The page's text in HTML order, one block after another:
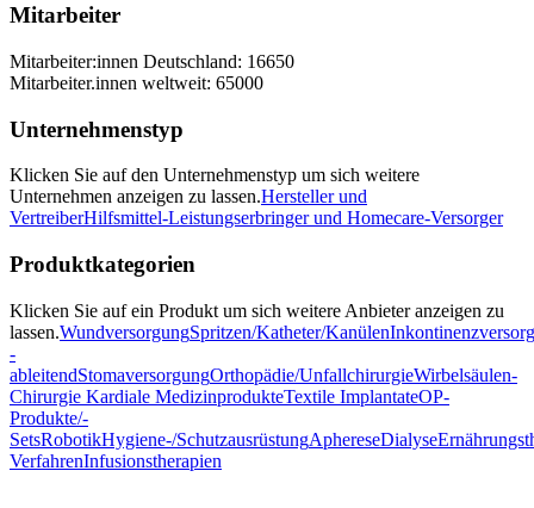
Mitarbeiter
Mitarbeiter:innen Deutschland: 16650
Mitarbeiter.innen weltweit: 65000
Unternehmenstyp
Klicken Sie auf den Unternehmenstyp um sich weitere
Unternehmen anzeigen zu lassen.Hersteller und
VertreiberHilfsmittel-Leistungserbringer und Homecare-Versorger
Produktkategorien
Klicken Sie auf ein Produkt um sich weitere Anbieter anzeigen zu
lassen.WundversorgungSpritzen/Katheter/Kanülen
-
ableitendStomaversorgungOrthopädie/UnfallchirurgieWirbelsäulen-
Chirurgie Kardiale MedizinprodukteTextile ImplantateOP-
Produkte/-
SetsRobotikHygiene-/SchutzausrüstungAphereseDialyse
VerfahrenInfusionstherapien